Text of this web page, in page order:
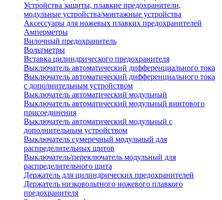
Устройства защиты, плавкие предохранители,
модульные устройства/монтажные устройства
Аксессуары для ножевых плавких предохранителей
Амперметры
Вилочный предохранитель
Вольтметры
Вставка цилиндрического предохранителя
Выключатель автоматический дифференциального тока
Выключатель автоматический дифференциального тока
с дополнительным устройством
Выключатель автоматический модульный
Выключатель автоматический модульный винтового
присоединения
Выключатель автоматический модульный с
дополнительным устройством
Выключатель сумеречный модульный для
распределительных щитов
Выключатель/переключатель модульный для
распределительного щита
Держатель для цилиндрических предохранителей
Держатель низковольтного ножевого плавкого
предохранителя